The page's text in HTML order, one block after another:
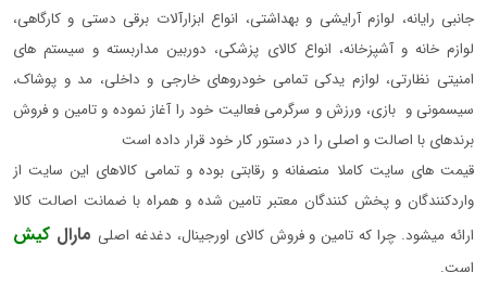
جانبی رایانه، لوازم آرایشی و بهداشتی، انواع ابزارآلات برقی دستی و کارگاهی،
لوازم خانه و آشپزخانه، انواع کالای پزشکی، دوربین مداربسته و سیستم های
امنیتی نظارتی، لوازم یدکی تمامی خودروهای خارجی و داخلی، مد و پوشاک،
سیسمونی و بازی، ورزش و سرگرمی فعالیت خود را آغاز نموده و تامین و فروش
برندهای با اصالت و اصلی را در دستور کار خود قرار داده است
قیمت های سایت کاملا منصفانه و رقابتی بوده و تمامی کالاهای این سایت از
واردکنندگان و پخش کنندگان معتبر تامین شده و همراه با ضمانت اصالت کالا
ارائه میشود. چرا که تامین و فروش کالای اورجینال، دغدغه اصلی مارال کیش
است.